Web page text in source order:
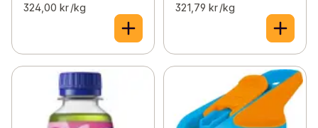
324,00 kr /kg 321,79 kr /kg